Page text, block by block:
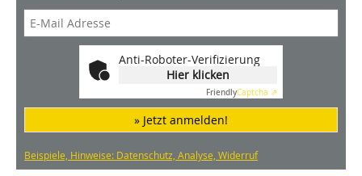
Anti-Roboter-Verifizierung
Hier klicken
FriendlyCaptcha ⇗
» Jetzt anmelden!
Beispiele, Hinweise: Datenschutz, Analyse, Widerruf